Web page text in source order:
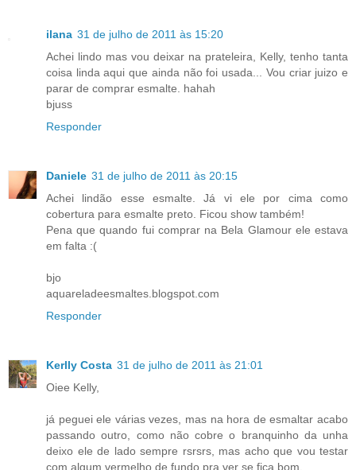
ilana 31 de julho de 2011 às 15:20
Achei lindo mas vou deixar na prateleira, Kelly, tenho tanta
coisa linda aqui que ainda não foi usada... Vou criar juizo e
parar de comprar esmalte. hahah
bjuss
Responder
Daniele 31 de julho de 2011 às 20:15
Achei lindão esse esmalte. Já vi ele por cima como
cobertura para esmalte preto. Ficou show também!
Pena que quando fui comprar na Bela Glamour ele estava
em falta :(
bjo
aquareladeesmaltes.blogspot.com
Responder
Kerlly Costa 31 de julho de 2011 às 21:01
Oiee Kelly,
já peguei ele várias vezes, mas na hora de esmaltar acabo
passando outro, como não cobre o branquinho da unha
deixo ele de lado sempre rsrsrs, mas acho que vou testar
com algum vermelho de fundo pra ver se fica bom.